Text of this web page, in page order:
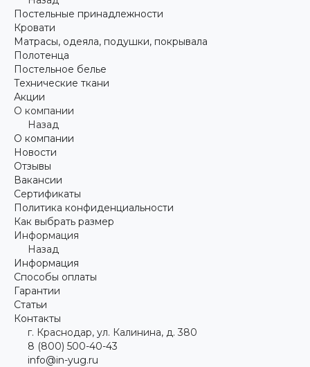
Постельные принадлежности
Кровати
Матрасы, одеяла, подушки, покрывала
Полотенца
Постельное белье
Технические ткани
Акции
О компании
Назад
О компании
Новости
Отзывы
Вакансии
Сертификаты
Политика конфиденциальности
Как выбрать размер
Информация
Назад
Информация
Способы оплаты
Гарантии
Статьи
Контакты
г. Краснодар, ул. Калинина, д. 380
8 (800) 500-40-43
info@in-yug.ru